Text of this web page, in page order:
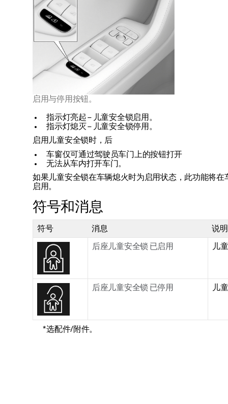
启用与停用按钮。
指示灯亮起 – 儿童安全锁启用。
指示灯熄灭 – 儿童安全锁停用。
启用儿童安全锁时，后
车窗仅可通过驾驶员车门上的按钮打开
无法从车内打开车门。
如果儿童安全锁在车辆熄火时为启用状态，此功能将在
启用。
符号和消息
符号 消息 说明
后座儿童安全锁 已启用 儿
后座儿童安全锁 已停用 儿
*选配件/附件。